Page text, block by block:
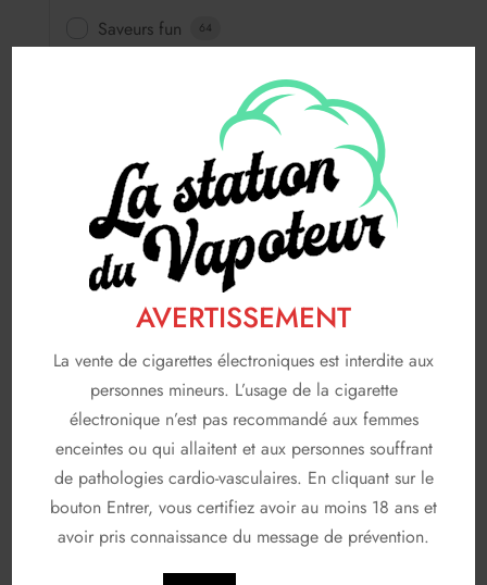
AVERTISSEMENT
La vente de cigarettes électroniques est interdite aux
personnes mineurs. L’usage de la cigarette
électronique n’est pas recommandé aux femmes
enceintes ou qui allaitent et aux personnes souffrant
de pathologies cardio-vasculaires. En cliquant sur le
bouton Entrer, vous certifiez avoir au moins 18 ans et
avoir pris connaissance du message de prévention.
Saveurs fun 64
A & L
AVAP 5
FRUIZEE 18
LIQUIDEO
Non classé
En stock